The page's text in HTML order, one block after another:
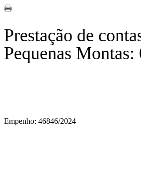
Prestação de
Pequenas
Empenho: 46846/2024